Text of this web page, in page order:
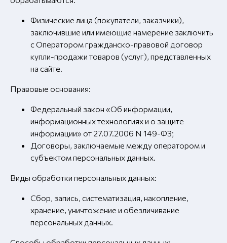
Физические лица (покупатели, заказчики),
заключившие или имеющие намерение заключить
с Оператором гражданско-правовой договор
купли-продажи товаров (услуг), представленных
на сайте.
Правовые основания:
Федеральный закон «Об информации,
информационных технологиях и о защите
информации» от 27.07.2006 N 149-ФЗ;
Договоры, заключаемые между оператором и
субъектом персональных данных.
Виды обработки персональных данных:
Сбор, запись, систематизация, накопление,
хранение, уничтожение и обезличивание
персональных данных.